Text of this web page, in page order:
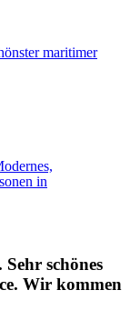
maritimer
in
schönes
Wir kommen